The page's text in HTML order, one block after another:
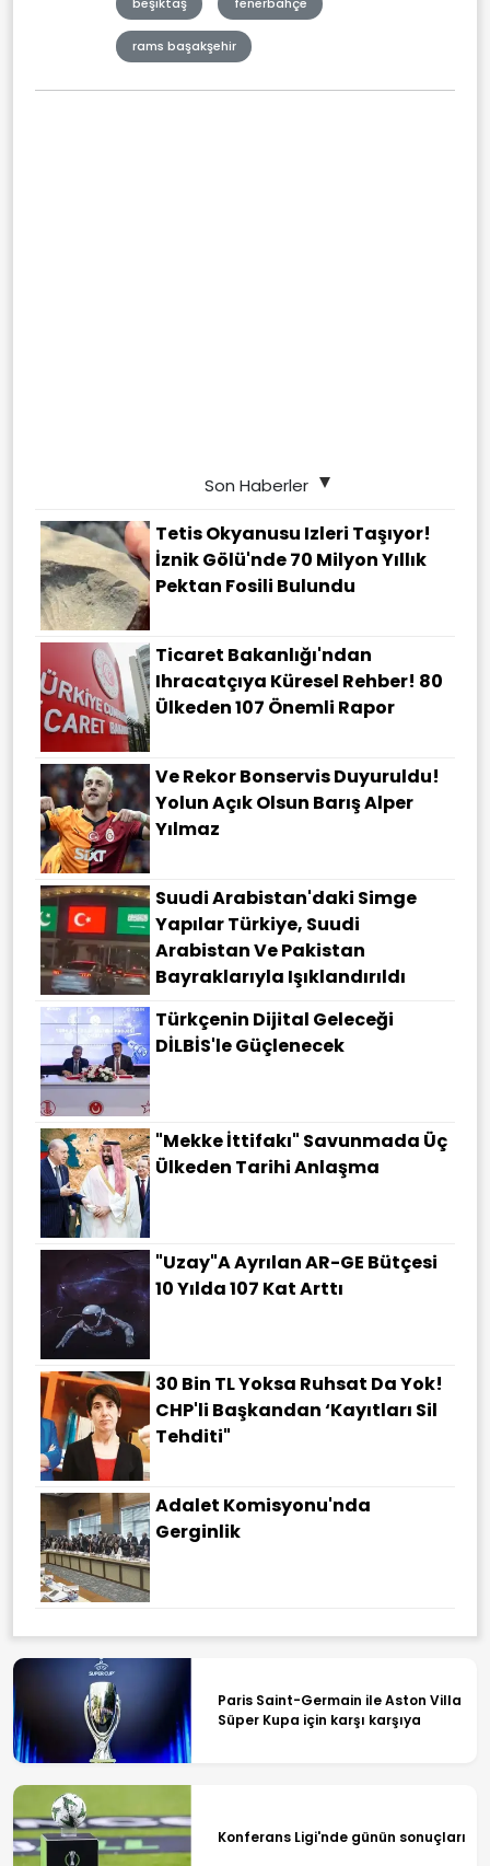
beşiktaş fenerbahçe
rams başakşehir
Son Haberler
Tetis Okyanusu Izleri Taşıyor!
İznik Gölü'nde 70 Milyon Yıllık
Pektan Fosili Bulundu
Ticaret Bakanlığı'ndan
Ihracatçıya Küresel Rehber! 80
Ülkeden 107 Önemli Rapor
Ve Rekor Bonservis Duyuruldu!
Yolun Açık Olsun Barış Alper
Yılmaz
Suudi Arabistan'daki Simge
Yapılar Türkiye, Suudi
Arabistan Ve Pakistan
Bayraklarıyla Işıklandırıldı
Türkçenin Dijital Geleceği
DİLBİS'le Güçlenecek
"Mekke İttifakı" Savunmada Üç
Ülkeden Tarihi Anlaşma
"Uzay"a Ayrılan AR-GE Bütçesi
10 Yılda 107 Kat Arttı
30 Bin TL Yoksa Ruhsat Da Yok!
CHP'li Başkandan ‘Kayıtları Sil
Tehditi"
Adalet Komisyonu'nda
Gerginlik
Paris Saint-Germain ile Aston Villa
Süper Kupa için karşı karşıya
Konferans Ligi'nde günün sonuçları